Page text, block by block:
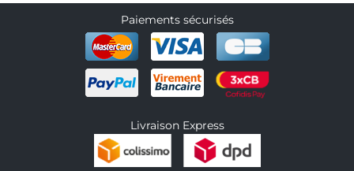
Paiements sécurisés
Livraison Express